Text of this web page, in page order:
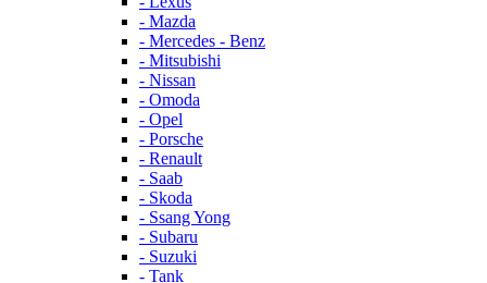
- Mazda
- Mercedes - Benz
- Mitsubishi
- Nissan
- Omoda
- Opel
- Porsche
- Renault
- Saab
- Skoda
- Ssang Yong
- Subaru
- Suzuki
- Tank